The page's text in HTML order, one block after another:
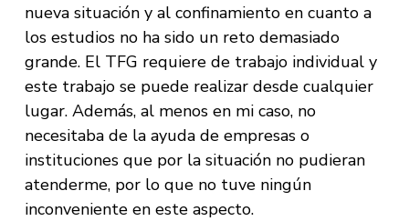
nueva situación y al confinamiento en cuanto a
los estudios no ha sido un reto demasiado
grande. El TFG requiere de trabajo individual y
este trabajo se puede realizar desde cualquier
lugar. Además, al menos en mi caso, no
necesitaba de la ayuda de empresas o
instituciones que por la situación no pudieran
atenderme, por lo que no tuve ningún
inconveniente en este aspecto.